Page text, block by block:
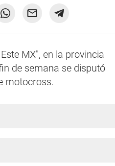
MX", en la provincia
de semana se disputó
motocross.